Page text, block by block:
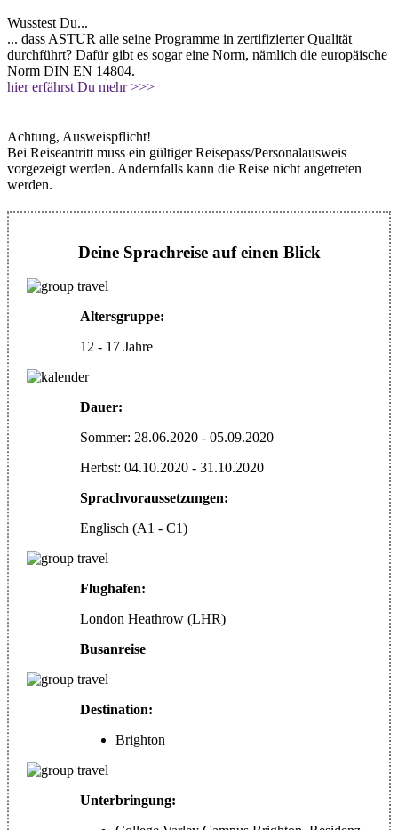
Wusstest Du...
... dass ASTUR alle seine Programme in zertifizierter Qualität
durchführt? Dafür gibt es sogar eine Norm, nämlich die europäische
Norm DIN EN 14804.
hier erfährst Du mehr >>>
Achtung, Ausweispflicht!
Bei Reiseantritt muss ein gültiger Reisepass/Personalausweis
vorgezeigt werden. Andernfalls kann die Reise nicht angetreten
werden.
Deine Sprachreise auf einen Blick
Altersgruppe:
12 - 17 Jahre
Dauer:
Sommer: 28.06.2020 - 05.09.2020
Herbst: 04.10.2020 - 31.10.2020
Sprachvoraussetzungen:
Englisch (A1 - C1)
Flughafen:
London Heathrow (LHR)
Busanreise
Destination:
Brighton
Unterbringung: